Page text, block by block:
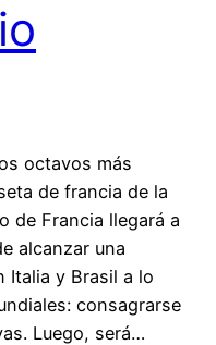
octavos más
de francia de la
de Francia llegará a
alcanzar una
Italia y Brasil a lo
consagrarse
Luego, será…